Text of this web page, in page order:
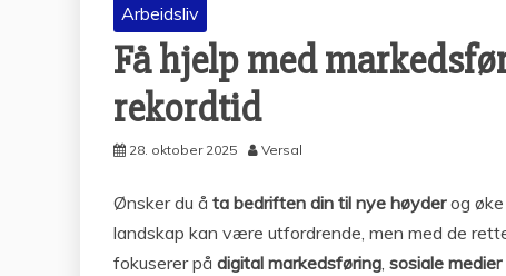
Arbeidsliv
Få hjelp med
rekordtid
28. oktober 2025 Versal
Ønsker du å ta bedriften din til nye høyderog øke
landskap kan være utfordrende, men med de
fokuserer på digital markedsføring, sosiale